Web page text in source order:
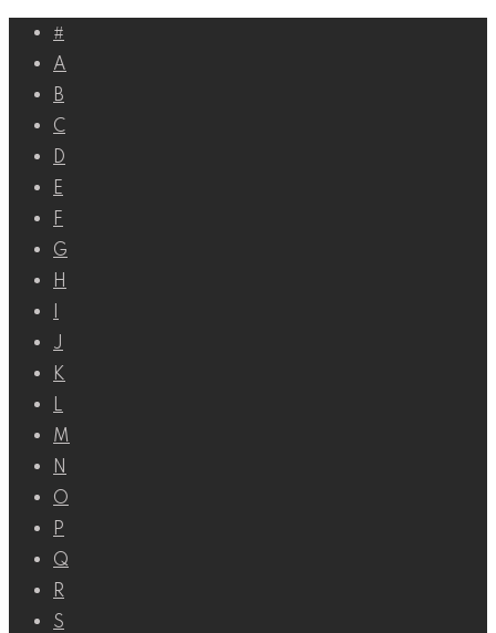
Перейти
контенту
#
A
B
C
D
E
F
G
H
J
K
L
M
N
O
P
Q
R
S